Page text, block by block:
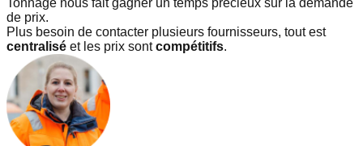
Tonnage nous fait gagner un temps précieux sur la demande
de prix.
Plus besoin de contacter plusieurs fournisseurs, tout est
centralisé et les prix sontcompétitifs.